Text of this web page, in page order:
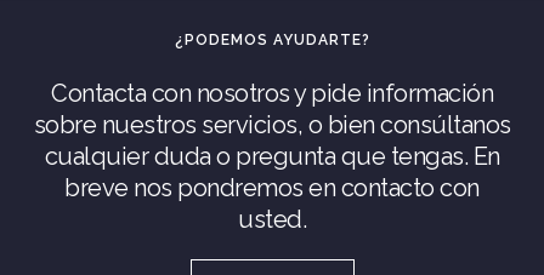
¿PODEMOS AYUDARTE?
Contacta con nosotros y pide información
sobre nuestros servicios, o bien consúltanos
cualquier duda o pregunta que tengas. En
breve nos pondremos en contacto con
usted.